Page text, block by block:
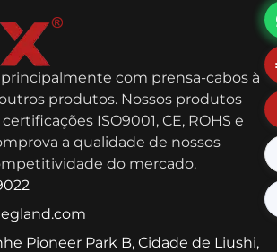
principalmente com prensa-cabos à
produtos. Nossos produtos
ISO9001, CE, ROHS e
a qualidade de nossos
do mercado.
Pioneer Park B, Cidade de Liushi,